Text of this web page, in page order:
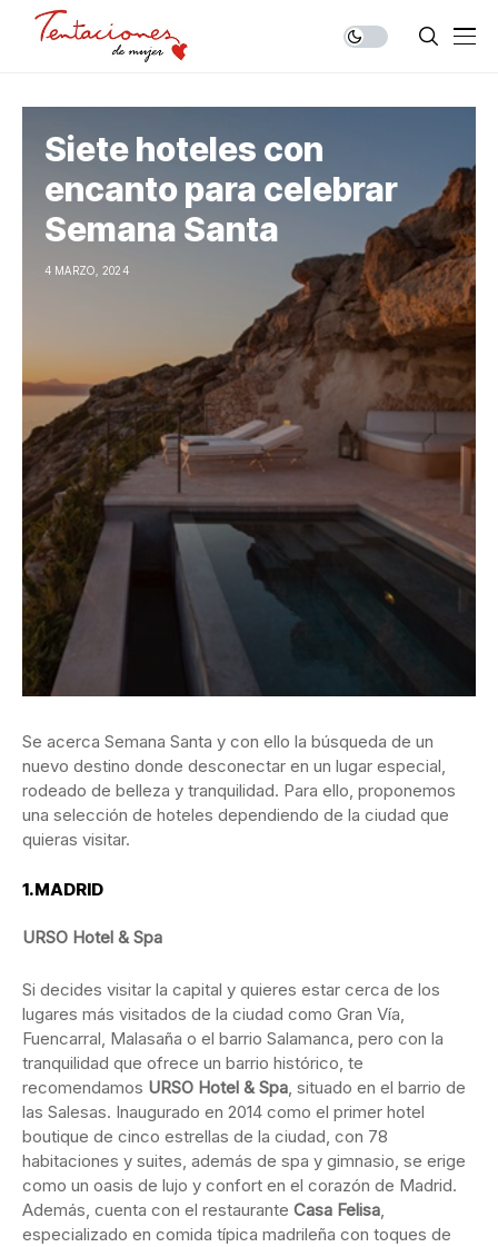
Siete hoteles con
encanto para celebrar
Semana Santa
4 MARZO, 2024
Se acerca Semana Santa y con ello la búsqueda de un
nuevo destino donde desconectar en un lugar especial,
rodeado de belleza y tranquilidad. Para ello, proponemos
una selección de hoteles dependiendo de la ciudad que
quieras visitar.
1.MADRID
URSO Hotel & Spa
Si decides visitar la capital y quieres estar cerca de los
lugares más visitados de la ciudad como Gran Vía,
Fuencarral, Malasaña o el barrio Salamanca, pero con la
tranquilidad que ofrece un barrio histórico, te
recomendamos URSO Hotel & Spa, situado en el barrio de
las Salesas. Inaugurado en 2014 como el primer hotel
boutique de cinco estrellas de la ciudad, con 78
habitaciones y suites, además de spa y gimnasio, se erige
como un oasis de lujo y confort en el corazón de Madrid.
Además, cuenta con el restaurante Casa Felisa,
especializado en comida típica madrileña con toques de